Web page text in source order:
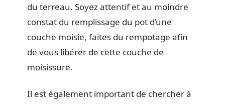
du terreau. Soyez attentif et au moindre
constat du remplissage du pot d’une
couche moisie, faites du rempotage afin
de vous libérer de cette couche de
moisissure.
Il est également important de chercher à